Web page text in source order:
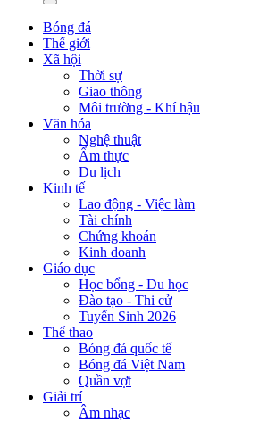
Bóng đá
Thế giới
Xã hội
Thời sự
Giao thông
Môi trường - Khí hậu
Văn hóa
Nghệ thuật
Ẩm thực
Du lịch
Kinh tế
Lao động - Việc làm
Tài chính
Chứng khoán
Kinh doanh
Giáo dục
Học bổng - Du học
Đào tạo - Thi cử
Tuyển Sinh 2026
Thể thao
Bóng đá quốc tế
Bóng đá Việt Nam
Quần vợt
Giải trí
Âm nhạc